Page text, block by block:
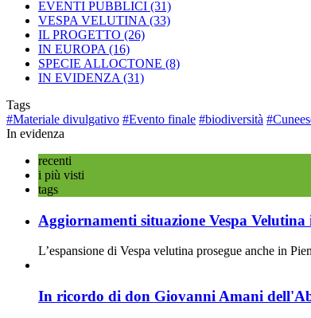
EVENTI PUBBLICI (31)
VESPA VELUTINA (33)
IL PROGETTO (26)
IN EUROPA (16)
SPECIE ALLOCTONE (8)
IN EVIDENZA (31)
Tags
#Materiale divulgativo #Evento finale #biodiversità
In evidenza
recenti
i più visti
tags
Aggiornamenti situazione Vespa Velutina
L’espansione di Vespa velutina prosegue anche in
In ricordo di don Giovanni Amani